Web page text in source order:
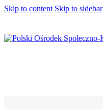
Skip to content Skip to sidebar